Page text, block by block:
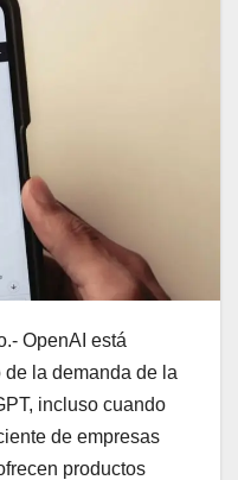
OpenAI está
la demanda de la
incluso cuando
de empresas
productos